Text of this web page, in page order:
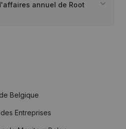
annuel de Root
Belgique
Entreprises